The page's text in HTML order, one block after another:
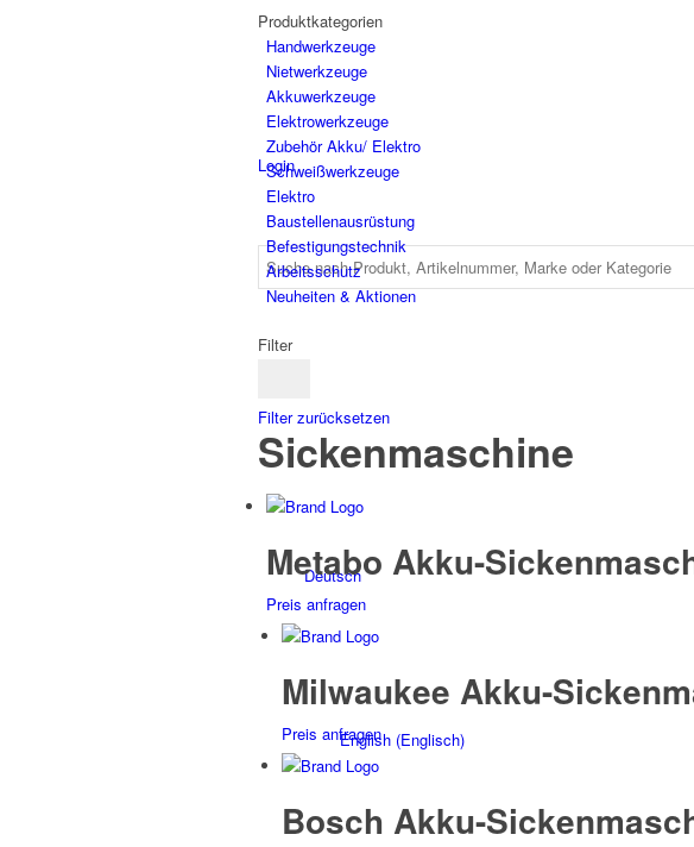
Login
Deutsch
English (Englisch)
Produktkategorien
Hand­werk­zeuge
Niet­werk­zeuge
Akkuwerkzeuge
Elektro­werk­zeuge
Zubehör Akku/ Elektro
Schweiß­werk­zeuge
Elektro
Bau­stellen­aus­rüstung
Befesti­gungs­technik
Arbeits­schutz
Neuheiten & Aktionen
Filter
Filter zurücksetzen
Sickenmaschine
Metabo Akku-
Preis anfragen
Milwaukee Akku-
Preis anfragen
Bosch Akku-